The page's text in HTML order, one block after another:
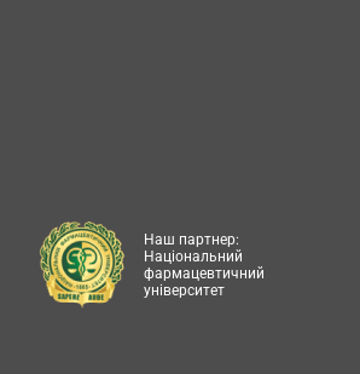
Наш партнер:
Національний
фармацевтичний
університет